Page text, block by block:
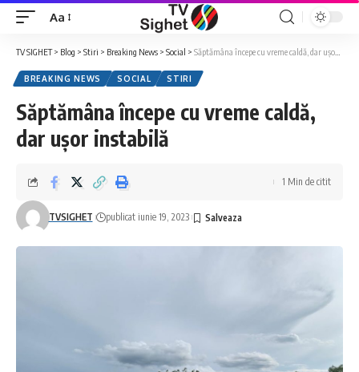
Font
Resizer
Aa
TV SIGHET> Blog > Stiri > Breaking News > Social > Săptămâna începe cu vreme caldă, dar ușor instabilă
BREAKING NEWS SOCIAL STIRI
Săptămâna începe cu vreme caldă,
dar ușor instabilă
TVSIGHET publicat iunie 19, 2023
1 Min de citit